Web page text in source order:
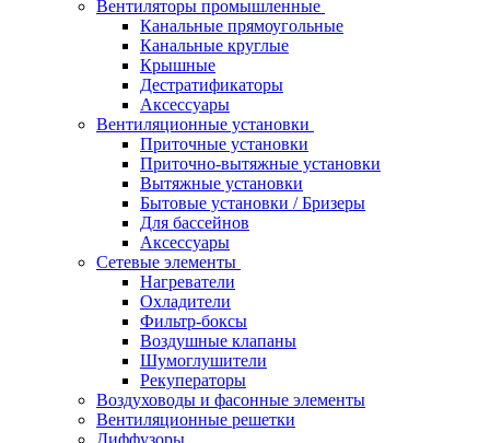
Вентиляторы промышленные
Канальные прямоугольные
Канальные круглые
Крышные
Дестратификаторы
Аксессуары
Вентиляционные установки
Приточные установки
Приточно-вытяжные установки
Вытяжные установки
Бытовые установки / Бризеры
Для бассейнов
Аксессуары
Сетевые элементы
Нагреватели
Охладители
Фильтр-боксы
Воздушные клапаны
Шумоглушители
Рекуператоры
Воздуховоды и фасонные элементы
Вентиляционные решетки
Диффузоры